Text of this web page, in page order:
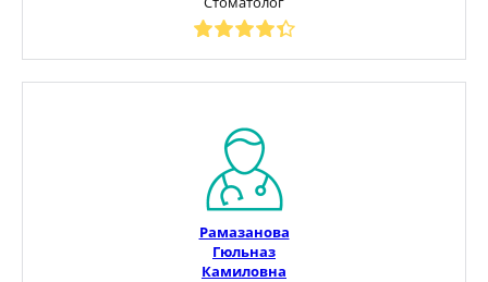
Рамазанова
Гюльназ
Камиловна